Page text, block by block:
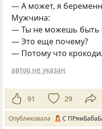
— А может, я
Мужчина:
— Ты не можешь быть
— Это еще почему?
— Потому что
автор не указан
91 29
Опубликовала С